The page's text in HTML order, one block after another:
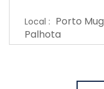
Local : Porto
Palhota